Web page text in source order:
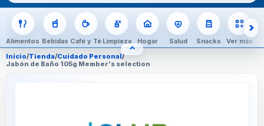
Alimentos Bebidas Café y Té Limpieza Hogar Salud Snacks Ver más
⌃OCULTAR CATEGORÍAS
Inicio/Tienda/Cuidado Personal/
Jabón de Baño 105g Member's selection